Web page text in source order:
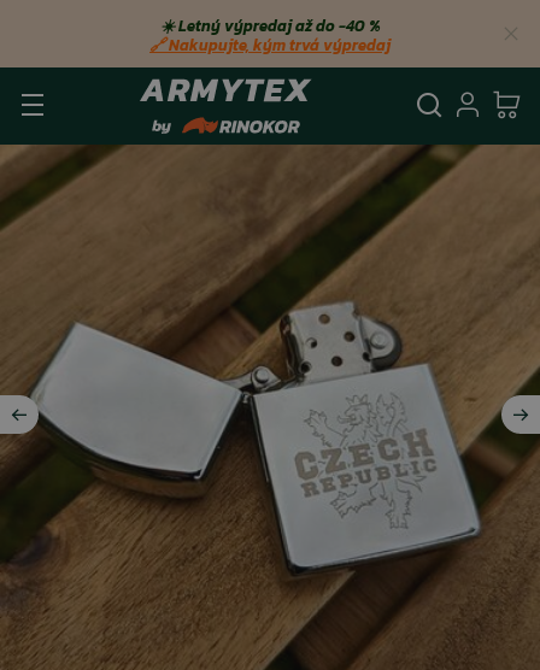
☀️ Letný výpredaj až do −40 %
🔗 Nakupujte, kým trvá výpredaj